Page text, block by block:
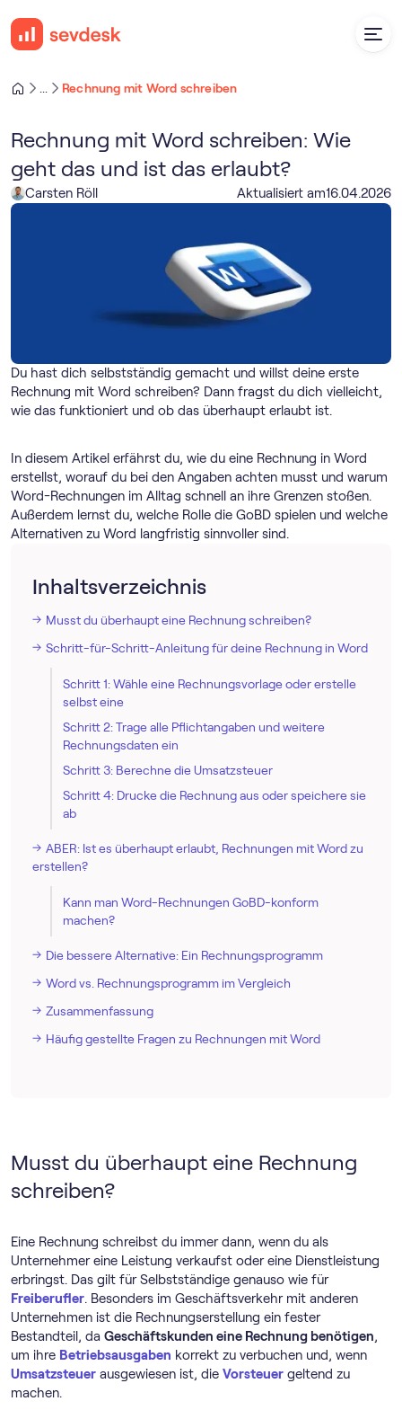
Rechnung mit Word schreiben
Rechnung mit Word schreiben: Wie
geht das und ist das erlaubt?
Carsten Röll Aktualisiert am16.04.2026
Du hast dich selbstständig gemacht und willst deine erste
Rechnung mit Word schreiben? Dann fragst du dich vielleicht,
wie das funktioniert und ob das überhaupt erlaubt ist.
In diesem Artikel erfährst du, wie du eine Rechnung in Word
erstellst, worauf du bei den Angaben achten musst und warum
Word-Rechnungen im Alltag schnell an ihre Grenzen stoßen.
Außerdem lernst du, welche Rolle die GoBD spielen und welche
Alternativen zu Word langfristig sinnvoller sind.
Inhaltsverzeichnis
Musst du überhaupt eine Rechnung schreiben?
Schritt-für-Schritt-Anleitung für deine Rechnung in Word
Schritt 1: Wähle eine Rechnungsvorlage oder erstelle
selbst eine
Schritt 2: Trage alle Pflichtangaben und weitere
Rechnungsdaten ein
Schritt 3: Berechne die Umsatzsteuer
Schritt 4: Drucke die Rechnung aus oder speichere sie
ab
ABER: Ist es überhaupt erlaubt, Rechnungen mit Word zu
erstellen?
Kann man Word-Rechnungen GoBD-konform
machen?
Die bessere Alternative: Ein Rechnungs­programm
Word vs. Rechnungs­programm im Vergleich
Zusammenfassung
Häufig gestellte Fragen zu Rechnungen mit Word
Musst du überhaupt eine Rechnung
schreiben?
Eine Rechnung schreibst du immer dann, wenn du als
Unternehmer eine Leistung verkaufst oder eine Dienstleistung
erbringst. Das gilt für Selbstständige genauso wie für
Freiberufler. Besonders im Geschäftsverkehr mit anderen
Unternehmen ist die Rechnungserstellung ein fester
Bestandteil, da Geschäftskunden eine Rechnung benötigen,
um ihre Betriebsausgaben korrekt zu verbuchen und, wenn
Umsatzsteuer ausgewiesen ist, die Vorsteuer geltend zu
machen.